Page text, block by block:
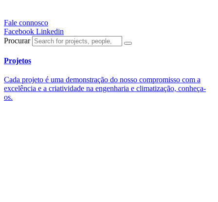
Fale connosco
Facebook Linkedin
Procurar
Projetos
Cada projeto é uma demonstração do nosso compromisso com a
excelência e a criatividade na engenharia e climatização, conheça-
os.